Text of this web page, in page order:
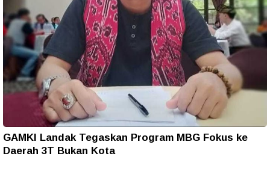
GAMKI Landak Tegaskan Program MBG Fokus ke
Daerah 3T Bukan Kota